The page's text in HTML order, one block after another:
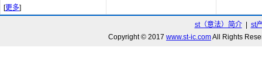
[更多]
st（意法）简介| st
Copyright © 2017 www.st-ic.comAll Rights